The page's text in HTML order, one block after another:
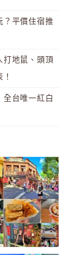
？平價住宿推
打地鼠、頭頂
全台唯一紅白